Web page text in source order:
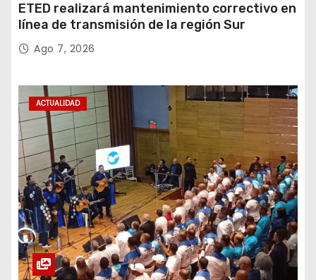
ETED realizará mantenimiento correctivo en
línea de transmisión de la región Sur
Ago 7, 2026
ACTUALIDAD